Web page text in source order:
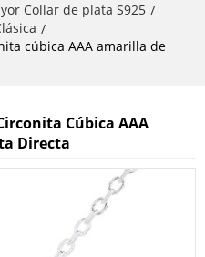
Collar de plata S925 /
/
cúbica AAA amarilla de
Cúbica AAA
Directa